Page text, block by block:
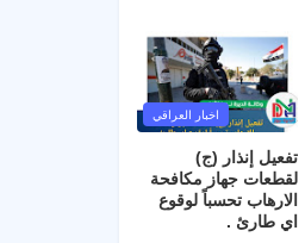
اخبار العراقي
تفعيل إنذار (ج)
لقطعات جهاز مكافحة
الارهاب تحسباً لوقوع
اي طارئ .